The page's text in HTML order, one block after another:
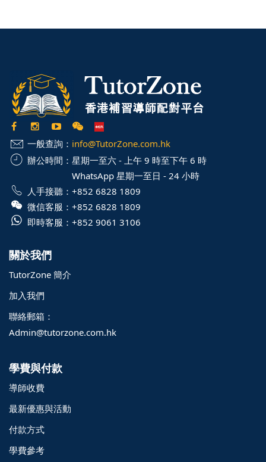
一般查詢： info@TutorZone.com.hk
辦公時間： 星期一至六 - 上午 9 時至下午 6 時
WhatsApp 星期一至日 - 24 小時
人手接聽： +852 6828 1809
微信客服： +852 6828 1809
即時客服： +852 9061 3106
關於我們
TutorZone 簡介
加入我們
聯絡郵箱：
Admin@tutorzone.com.hk
學費與付款
導師收費
最新優惠與活動
付款方式
學費參考